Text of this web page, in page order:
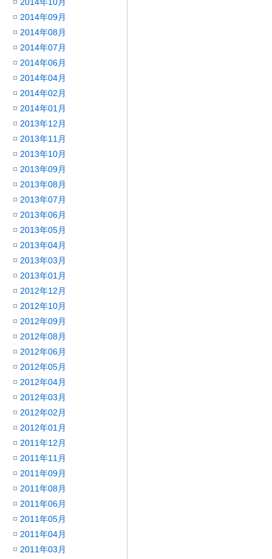
2014年09月
2014年08月
2014年07月
2014年06月
2014年04月
2014年02月
2014年01月
2013年12月
2013年11月
2013年10月
2013年09月
2013年08月
2013年07月
2013年06月
2013年05月
2013年04月
2013年03月
2013年01月
2012年12月
2012年10月
2012年09月
2012年08月
2012年06月
2012年05月
2012年04月
2012年03月
2012年02月
2012年01月
2011年12月
2011年11月
2011年09月
2011年08月
2011年06月
2011年05月
2011年04月
2011年03月